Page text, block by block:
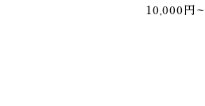
10,000円~